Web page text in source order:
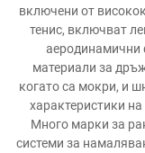
включени от
тенис, включват
аеродинамични
материали за
когато са мокри, и
характеристики
Много марки за
системи за